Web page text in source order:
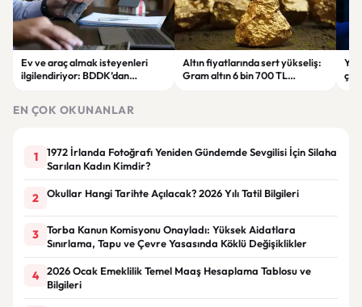
Ev ve araç almak isteyenleri
ilgilendiriyor: BDDK’dan
Altın fiyatlarında sert yükseliş:
Gram altın 6 bin 700 TL
EN ÇOK OKUNANLAR
1
1972 İrlanda Fotoğrafı Yeniden Gündemde Sevgilisi İçin Silaha
Sarılan Kadın Kimdir?
2 Okullar Hangi Tarihte Açılacak? 2026 Yılı Tatil Bilgileri
3
Torba Kanun Komisyonu Onayladı: Yüksek Aidatlara
Sınırlama, Tapu ve Çevre Yasasında Köklü Değişiklikler
4
2026 Ocak Emeklilik Temel Maaş Hesaplama Tablosu ve
Bilgileri